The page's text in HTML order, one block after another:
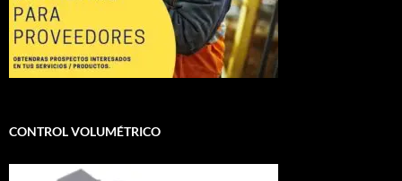
CONTROL VOLUMÉTRICO